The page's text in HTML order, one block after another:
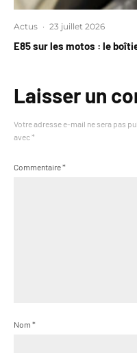
Actus · 23 juillet 2026
E85 sur les motos : le
Laisser un
Votre adresse e-mail ne sera pas
avec *
Commentaire*
Nom *